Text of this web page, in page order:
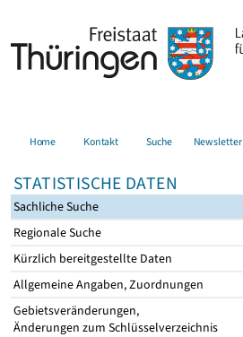
Home Kontakt Suche Newsletter
STATISTISCHE DATEN
Sachliche Suche
Regionale Suche
Kürzlich bereitgestellte Daten
Allgemeine Angaben, Zuordnungen
Gebietsveränderungen,
Änderungen zum Schlüsselverzeichnis